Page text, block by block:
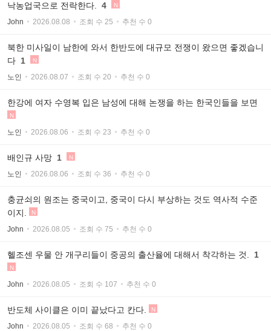
낙농업국으로 전락한다.
4 N
John 2026.08.08 조회 수 25 추천 수 0
북한 미사일이 남한에 와서 한반도에 대규모 전쟁이 왔으면 좋겠습니
다 1 N
노인 2026.08.07 조회 수 20 추천 수 0
한강에 여자 수영복 입은 남성에 대해 논쟁을 하는 한국인들을 보면
N
노인 2026.08.06 조회 수 23 추천 수 0
배인규 사망 1 N
노인 2026.08.06 조회 수 36 추천 수 0
충균쇠의 원조는 중국이고, 중국이 다시 부상하는 것도 역사적 수준
이지.
N
John 2026.08.05 조회 수 75 추천 수 0
헬조센 우물 안 개구리들이 중공의 출산율에 대해서 착각하는 것. 1
N
John 2026.08.05 조회 수 107 추천 수 0
반도체 사이클은 이미 끝났다고 칸다. N
John 2026.08.05 조회 수 68 추천 수 0